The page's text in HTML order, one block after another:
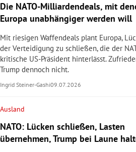
Die NATO-Milliardendeals, mit
Europa unabhängiger werden will
Mit riesigen Waffendeals plant Europa,
der Verteidigung zu schließen, die der
kritische US-Präsident hinterlässt.
Trump dennoch nicht.
Ingrid Steiner-Gashi09.07.2026
Ausland
NATO: Lücken schließen, Lasten
übernehmen, Trump bei Laune